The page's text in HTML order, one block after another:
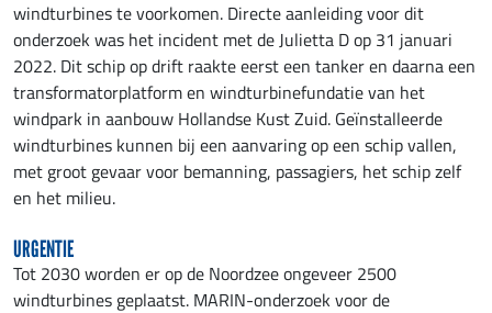
windturbines te voorkomen. Directe aanleiding voor dit
onderzoek was het incident met de Julietta D op 31 januari
2022. Dit schip op drift raakte eerst een tanker en daarna een
transformatorplatform en windturbinefundatie van het
windpark in aanbouw Hollandse Kust Zuid. Geïnstalleerde
windturbines kunnen bij een aanvaring op een schip vallen,
met groot gevaar voor bemanning, passagiers, het schip zelf
en het milieu.
URGENTIE
Tot 2030 worden er op de Noordzee ongeveer 2500
windturbines geplaatst. MARIN-onderzoek voor de